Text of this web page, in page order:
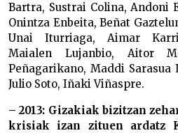
Bartra, Sustrai Colina, Andoni
Onintza Enbeita, Beñat
Unai Iturriaga, Aimar
Maialen Lujanbio, Aitor
Peñagarikano, Maddi
Julio Soto, Iñaki Viñaspre.
– 2013: Gizakiak bizitzan
krisiak izan zituen ardatz